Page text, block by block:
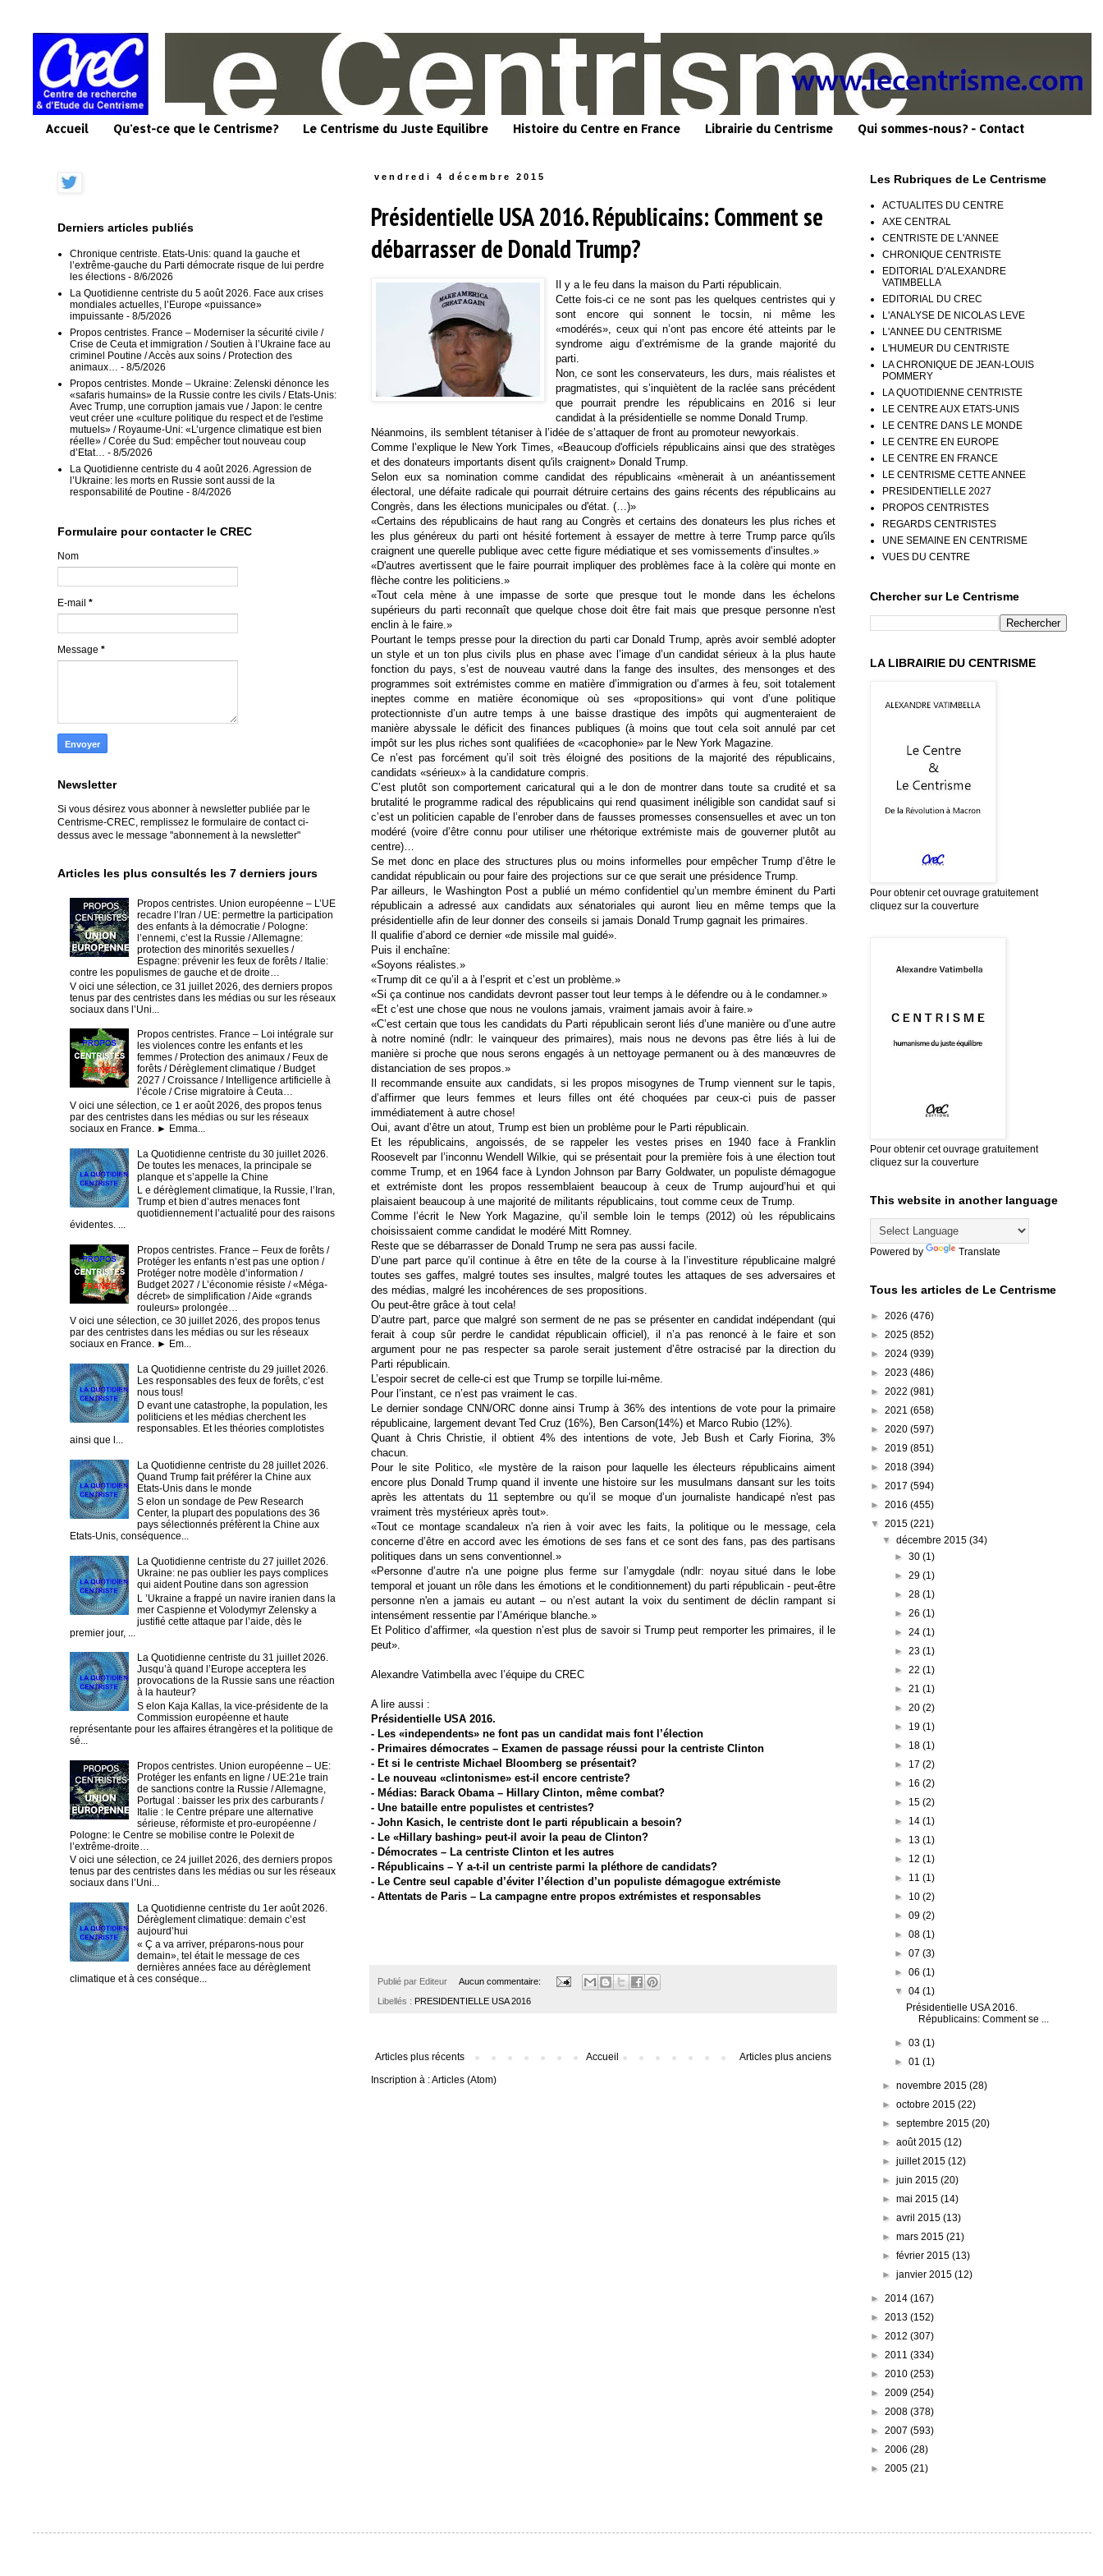
Accueil Qu'est-ce que le Centrisme? Le Centrisme du Juste Equilibre Histoire du Centre en France Librairie du Centrisme Qui sommes-nous? - Contact
vendredi 4 décembre 2015
Présidentielle USA 2016. Républicains: Comment se
débarrasser de Donald Trump?
Il y a le feu dans la maison du Parti républicain.
Cette fois-ci ce ne sont pas les quelques centristes qui y
sont encore qui sonnent le tocsin, ni même les
«modérés», ceux qui n’ont pas encore été atteints par le
syndrome aigu d’extrémisme de la grande majorité du
parti.
Non, ce sont les conservateurs, les durs, mais réalistes et
pragmatistes, qui s’inquiètent de la raclée sans précédent
que pourrait prendre les républicains en 2016 si leur
candidat à la présidentielle se nomme Donald Trump.
Néanmoins, ils semblent tétaniser à l’idée de s’attaquer de front au promoteur newyorkais.
Comme l’explique le New York Times, «Beaucoup d'officiels républicains ainsi que des stratèges
et des donateurs importants disent qu'ils craignent» Donald Trump.
Selon eux sa nomination comme candidat des républicains «mènerait à un anéantissement
électoral, une défaite radicale qui pourrait détruire certains des gains récents des républicains au
Congrès, dans les élections municipales ou d'état. (…)»
«Certains des républicains de haut rang au Congrès et certains des donateurs les plus riches et
les plus généreux du parti ont hésité fortement à essayer de mettre à terre Trump parce qu'ils
craignent une querelle publique avec cette figure médiatique et ses vomissements d’insultes.»
«D'autres avertissent que le faire pourrait impliquer des problèmes face à la colère qui monte en
flèche contre les politiciens.»
«Tout cela mène à une impasse de sorte que presque tout le monde dans les échelons
supérieurs du parti reconnaît que quelque chose doit être fait mais que presque personne n'est
enclin à le faire.»
Pourtant le temps presse pour la direction du parti car Donald Trump, après avoir semblé adopter
un style et un ton plus civils plus en phase avec l’image d’un candidat sérieux à la plus haute
fonction du pays, s’est de nouveau vautré dans la fange des insultes, des mensonges et des
programmes soit extrémistes comme en matière d’immigration ou d’armes à feu, soit totalement
ineptes comme en matière économique où ses «propositions» qui vont d’une politique
protectionniste d’un autre temps à une baisse drastique des impôts qui augmenteraient de
manière abyssale le déficit des finances publiques (à moins que tout cela soit annulé par cet
impôt sur les plus riches sont qualifiées de «cacophonie» par le New York Magazine.
Ce n’est pas forcément qu’il soit très éloigné des positions de la majorité des républicains,
candidats «sérieux» à la candidature compris.
C’est plutôt son comportement caricatural qui a le don de montrer dans toute sa crudité et sa
brutalité le programme radical des républicains qui rend quasiment inéligible son candidat sauf si
c’est un politicien capable de l’enrober dans de fausses promesses consensuelles et avec un ton
modéré (voire d’être connu pour utiliser une rhétorique extrémiste mais de gouverner plutôt au
centre)…
Se met donc en place des structures plus ou moins informelles pour empêcher Trump d’être le
candidat républicain ou pour faire des projections sur ce que serait une présidence Trump.
Par ailleurs, le Washington Post a publié un mémo confidentiel qu’un membre éminent du Parti
républicain a adressé aux candidats aux sénatoriales qui auront lieu en même temps que la
présidentielle afin de leur donner des conseils si jamais Donald Trump gagnait les primaires.
Il qualifie d’abord ce dernier «de missile mal guidé».
Puis il enchaîne:
«Soyons réalistes.»
«Trump dit ce qu’il a à l’esprit et c’est un problème.»
«Si ça continue nos candidats devront passer tout leur temps à le défendre ou à le condamner.»
«Et c’est une chose que nous ne voulons jamais, vraiment jamais avoir à faire.»
«C’est certain que tous les candidats du Parti républicain seront liés d’une manière ou d’une autre
à notre nominé (ndlr: le vainqueur des primaires), mais nous ne devons pas être liés à lui de
manière si proche que nous serons engagés à un nettoyage permanent ou à des manœuvres de
distanciation de ses propos.»
Il recommande ensuite aux candidats, si les propos misogynes de Trump viennent sur le tapis,
d’affirmer que leurs femmes et leurs filles ont été choquées par ceux-ci puis de passer
immédiatement à autre chose!
Oui, avant d’être un atout, Trump est bien un problème pour le Parti républicain.
Et les républicains, angoissés, de se rappeler les vestes prises en 1940 face à Franklin
Roosevelt par l’inconnu Wendell Wilkie, qui se présentait pour la première fois à une élection tout
comme Trump, et en 1964 face à Lyndon Johnson par Barry Goldwater, un populiste démagogue
et extrémiste dont les propos ressemblaient beaucoup à ceux de Trump aujourd’hui et qui
plaisaient beaucoup à une majorité de militants républicains, tout comme ceux de Trump.
Comme l’écrit le New York Magazine, qu’il semble loin le temps (2012) où les républicains
choisissaient comme candidat le modéré Mitt Romney.
Reste que se débarrasser de Donald Trump ne sera pas aussi facile.
D’une part parce qu’il continue à être en tête de la course à la l’investiture républicaine malgré
toutes ses gaffes, malgré toutes ses insultes, malgré toutes les attaques de ses adversaires et
des médias, malgré les incohérences de ses propositions.
Ou peut-être grâce à tout cela!
D’autre part, parce que malgré son serment de ne pas se présenter en candidat indépendant (qui
ferait à coup sûr perdre le candidat républicain officiel), il n’a pas renoncé à le faire et son
argument pour ne pas respecter sa parole serait justement d’être ostracisé par la direction du
Parti républicain.
L’espoir secret de celle-ci est que Trump se torpille lui-même.
Pour l’instant, ce n’est pas vraiment le cas.
Le dernier sondage CNN/ORC donne ainsi Trump à 36% des intentions de vote pour la primaire
républicaine, largement devant Ted Cruz (16%), Ben Carson(14%) et Marco Rubio (12%).
Quant à Chris Christie, il obtient 4% des intentions de vote, Jeb Bush et Carly Fiorina, 3%
chacun.
Pour le site Politico, «le mystère de la raison pour laquelle les électeurs républicains aiment
encore plus Donald Trump quand il invente une histoire sur les musulmans dansant sur les toits
après les attentats du 11 septembre ou qu’il se moque d’un journaliste handicapé n'est pas
vraiment très mystérieux après tout».
«Tout ce montage scandaleux n'a rien à voir avec les faits, la politique ou le message, cela
concerne d’être en accord avec les émotions de ses fans et ce sont des fans, pas des partisans
politiques dans un sens conventionnel.»
«Personne d’autre n'a une poigne plus ferme sur l’amygdale (ndlr: noyau situé dans le lobe
temporal et jouant un rôle dans les émotions et le conditionnement) du parti républicain - peut-être
personne n'en a jamais eu autant – ou n’est autant la voix du sentiment de déclin rampant si
intensément ressentie par l’Amérique blanche.»
Et Politico d’affirmer, «la question n’est plus de savoir si Trump peut remporter les primaires, il le
peut».
Alexandre Vatimbella avec l’équipe du CREC
A lire aussi :
Présidentielle USA 2016.
- Les «independents» ne font pas un candidat mais font l’élection
- Primaires démocrates – Examen de passage réussi pour la centriste Clinton
- Et si le centriste Michael Bloomberg se présentait?
- Le nouveau «clintonisme» est-il encore centriste?
- Médias: Barack Obama – Hillary Clinton, même combat?
- Une bataille entre populistes et centristes?
- John Kasich, le centriste dont le parti républicain a besoin?
- Le «Hillary bashing» peut-il avoir la peau de Clinton?
- Démocrates – La centriste Clinton et les autres
- Républicains – Y a-t-il un centriste parmi la pléthore de candidats?
- Le Centre seul capable d’éviter l’élection d’un populiste démagogue extrémiste
- Attentats de Paris – La campagne entre propos extrémistes et responsables
Publié par Editeur Aucun commentaire:
Libellés : PRESIDENTIELLE USA 2016
Articles plus récents Articles plus anciens
Accueil
Inscription à :Articles (Atom)
Derniers articles publiés
Chronique centriste. Etats-Unis: quand la gauche et
l’extrême-gauche du Parti démocrate risque de lui perdre
les élections - 8/6/2026
La Quotidienne centriste du 5 août 2026. Face aux crises
mondiales actuelles, l’Europe «puissance»
impuissante - 8/5/2026
Propos centristes. France – Moderniser la sécurité civile /
Crise de Ceuta et immigration / Soutien à l’Ukraine face au
criminel Poutine / Accès aux soins / Protection des
animaux…
- 8/5/2026
Propos centristes. Monde – Ukraine: Zelenski dénonce les
«safaris humains» de la Russie contre les civils / Etats-Unis:
Avec Trump, une corruption jamais vue / Japon: le centre
veut créer une «culture politique du respect et de l'estime
mutuels» / Royaume-Uni: «L’urgence climatique est bien
réelle» / Corée du Sud: empêcher tout nouveau coup
d’Etat…
- 8/5/2026
La Quotidienne centriste du 4 août 2026. Agression de
l’Ukraine: les morts en Russie sont aussi de la
responsabilité de Poutine - 8/4/2026
Formulaire pour contacter le CREC
Nom
E-mail *
Message *
Newsletter
Si vous désirez vous abonner à newsletter publiée par le
Centrisme-CREC, remplissez le formulaire de contact ci-
dessus avec le message "abonnement à la newsletter"
Articles les plus consultés les 7 derniers jours
Propos centristes. Union européenne – L’UE
recadre l’Iran / UE: permettre la participation
des enfants à la démocratie / Pologne:
l’ennemi, c’est la Russie / Allemagne:
protection des minorités sexuelles /
Espagne: prévenir les feux de forêts / Italie:
contre les populismes de gauche et de droite…
V oici une sélection, ce 31 juillet 2026, des derniers propos
tenus par des centristes dans les médias ou sur les réseaux
sociaux dans l’Uni...
Propos centristes. France – Loi intégrale sur
les violences contre les enfants et les
femmes / Protection des animaux / Feux de
forêts / Dérèglement climatique / Budget
2027 / Croissance / Intelligence artificielle à
l’école / Crise migratoire à Ceuta…
V oici une sélection, ce 1 er août 2026, des propos tenus
par des centristes dans les médias ou sur les réseaux
sociaux en France. ► Emma...
La Quotidienne centriste du 30 juillet 2026.
De toutes les menaces, la principale se
planque et s’appelle la Chine
L e dérèglement climatique, la Russie, l’Iran,
Trump et bien d’autres menaces font
quotidiennement l’actualité pour des raisons
évidentes. ...
Propos centristes. France – Feux de forêts /
Protéger les enfants n’est pas une option /
Protéger notre modèle d’information /
Budget 2027 / L’économie résiste / «Méga-
décret» de simplification / Aide «grands
rouleurs» prolongée…
V oici une sélection, ce 30 juillet 2026, des propos tenus
par des centristes dans les médias ou sur les réseaux
sociaux en France. ► Em...
La Quotidienne centriste du 29 juillet 2026.
Les responsables des feux de forêts, c’est
nous tous!
D evant une catastrophe, la population, les
politiciens et les médias cherchent les
responsables. Et les théories complotistes
ainsi que l...
La Quotidienne centriste du 28 juillet 2026.
Quand Trump fait préférer la Chine aux
Etats-Unis dans le monde
S elon un sondage de Pew Research
Center, la plupart des populations des 36
pays sélectionnés préfèrent la Chine aux
Etats-Unis, conséquence...
La Quotidienne centriste du 27 juillet 2026.
Ukraine: ne pas oublier les pays complices
qui aident Poutine dans son agression
L ’Ukraine a frappé un navire iranien dans la
mer Caspienne et Volodymyr Zelensky a
justifié cette attaque par l’aide, dès le
premier jour, ...
La Quotidienne centriste du 31 juillet 2026.
Jusqu’à quand l’Europe acceptera les
provocations de la Russie sans une réaction
à la hauteur?
S elon Kaja Kallas, la vice-présidente de la
Commission européenne et haute
représentante pour les affaires étrangères et la politique de
sé...
Propos centristes. Union européenne – UE:
Protéger les enfants en ligne / UE:21e train
de sanctions contre la Russie / Allemagne,
Portugal : baisser les prix des carburants /
Italie : le Centre prépare une alternative
sérieuse, réformiste et pro-européenne /
Pologne: le Centre se mobilise contre le Polexit de
l’extrême-droite…
V oici une sélection, ce 24 juillet 2026, des derniers propos
tenus par des centristes dans les médias ou sur les réseaux
sociaux dans l’Uni...
La Quotidienne centriste du 1er août 2026.
Dérèglement climatique: demain c’est
aujourd’hui
« Ç a va arriver, préparons-nous pour
demain», tel était le message de ces
dernières années face au dérèglement
climatique et à ces conséque...
Les Rubriques de Le Centrisme
ACTUALITES DU CENTRE
AXE CENTRAL
CENTRISTE DE L'ANNEE
CHRONIQUE CENTRISTE
EDITORIAL D'ALEXANDRE
VATIMBELLA
EDITORIAL DU CREC
L'ANALYSE DE NICOLAS LEVE
L'ANNEE DU CENTRISME
L'HUMEUR DU CENTRISTE
LA CHRONIQUE DE JEAN-LOUIS
POMMERY
LA QUOTIDIENNE CENTRISTE
LE CENTRE AUX ETATS-UNIS
LE CENTRE DANS LE MONDE
LE CENTRE EN EUROPE
LE CENTRE EN FRANCE
LE CENTRISME CETTE ANNEE
PRESIDENTIELLE 2027
PROPOS CENTRISTES
REGARDS CENTRISTES
UNE SEMAINE EN CENTRISME
VUES DU CENTRE
Chercher sur Le Centrisme
LA LIBRAIRIE DU CENTRISME
Pour obtenir cet ouvrage gratuitement
cliquez sur la couverture
Pour obtenir cet ouvrage gratuitement
cliquez sur la couverture
This website in another language
Powered by Translate
Tous les articles de Le Centrisme
► 2026 (476)
► 2025 (852)
► 2024 (939)
► 2023 (486)
► 2022 (981)
► 2021 (658)
► 2020 (597)
► 2019 (851)
► 2018 (394)
► 2017 (594)
► 2016 (455)
▼ 2015 (221)
▼décembre 2015(34)
► 30 (1)
► 29 (1)
► 28 (1)
► 26 (1)
► 24 (1)
► 23 (1)
► 22 (1)
► 21 (1)
► 20 (2)
► 19 (1)
► 18 (1)
► 17 (2)
► 16 (2)
► 15 (2)
► 14 (1)
► 13 (1)
► 12 (1)
► 11 (1)
► 10 (2)
► 09 (2)
► 08 (1)
► 07 (3)
► 06 (1)
▼ 04 (1)
Présidentielle USA 2016.
Républicains: Comment se ...
► 03 (1)
► 01 (1)
►novembre 2015(28)
►octobre 2015(22)
►septembre 2015(20)
►août 2015(12)
►juillet 2015(12)
►juin 2015(20)
►mai 2015(14)
►avril 2015(13)
►mars 2015(21)
►février 2015(13)
►janvier 2015(12)
► 2014 (167)
► 2013 (152)
► 2012 (307)
► 2011 (334)
► 2010 (253)
► 2009 (254)
► 2008 (378)
► 2007 (593)
► 2006 (28)
► 2005 (21)